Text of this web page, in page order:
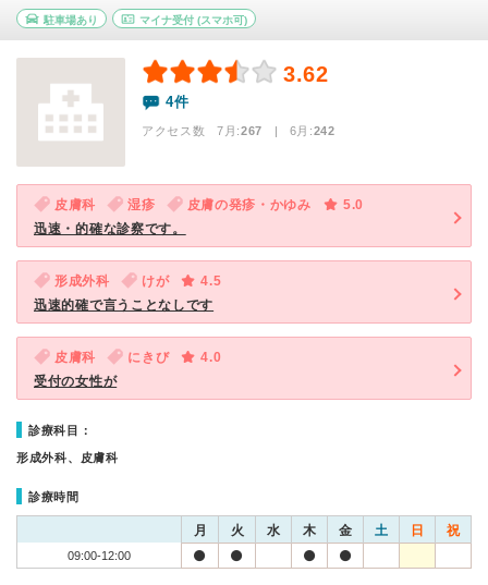
駐車場あり マイナ受付(スマホ可)
3.62
4件
アクセス数 7月:267 | 6月:242
皮膚科 湿疹 皮膚の発疹・かゆみ
5.0
迅速・的確な診察です。
形成外科 けが
4.5
迅速的確で言うことなしです
皮膚科 にきび
4.0
受付の女性が
診療科目：
形成外科、皮膚科
診療時間
月 火 水 木 金 土 日 祝
09:00-12:00